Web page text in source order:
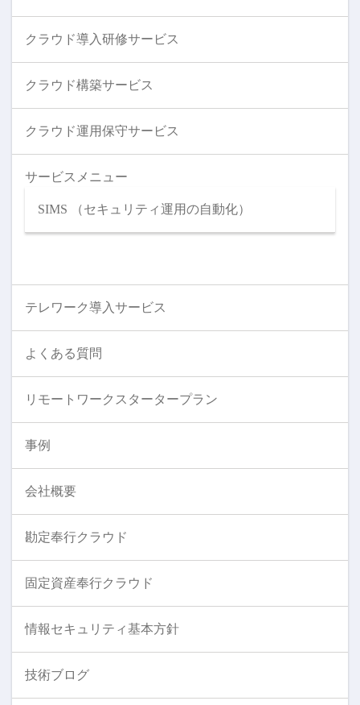
クラウド導入研修サービス
クラウド構築サービス
クラウド運用保守サービス
サービスメニュー
SIMS （セキュリティ運用の自動化）
テレワーク導入サービス
よくある質問
リモートワークスタータープラン
事例
会社概要
勘定奉行クラウド
固定資産奉行クラウド
情報セキュリティ基本方針
技術ブログ